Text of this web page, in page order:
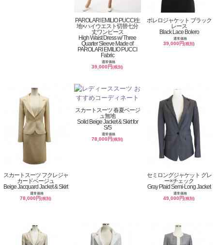
PAROLARI EMILIO PUCCI生
地×ハイウエスト切替七分
丈ワンピース
High Waist Dress w/ Three
Quarter Sleeve Made of
PAROLARI EMILIO PUCCI
Fabric
通常価格
39,000円(税別)
ボレロジャケット ブラック
レース
Black Lace Bolero
通常価格
39,000円(税別)
スカートスーツ フクレジャ
カードベージュ
Beige Jacquard Jacket & Skirt
通常価格
78,000円(税別)
スカートスーツ 春夏ベージ
ュ無地
Solid Beige Jacket & Skirt for
S/S
通常価格
78,000円(税別)
セミロングジャケット グレ
ー×チェック
Gray Plaid Semi-Long Jacket
通常価格
49,000円(税別)